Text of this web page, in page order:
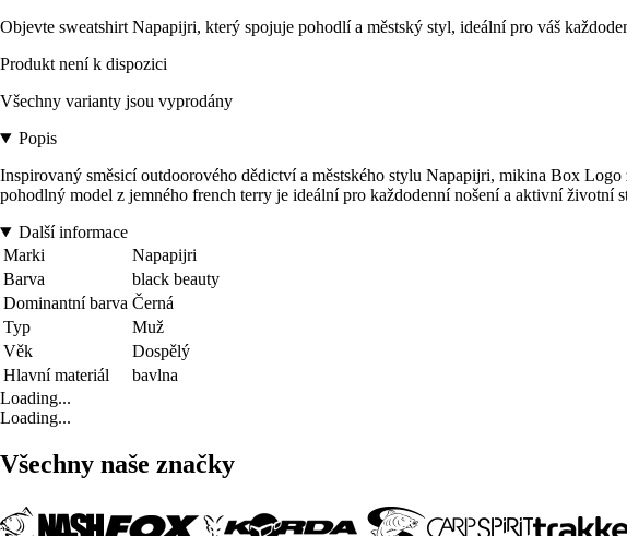
Objevte sweatshirt Napapijri, který spojuje pohodlí a městský styl, ideální pro váš
Produkt není k dispozici
Všechny varianty jsou vyprodány
Popis
Inspirovaný směsicí outdoorového dědictví a městského stylu Napapijri, mikina Box
pohodlný model z jemného french terry je ideální pro každodenní nošení a aktivní životní
Další informace
Marki
Napapijri
Barva
black beauty
Dominantní barva Černá
Typ
Muž
Věk
Dospělý
Hlavní materiál
bavlna
Loading...
Loading...
Všechny naše značky